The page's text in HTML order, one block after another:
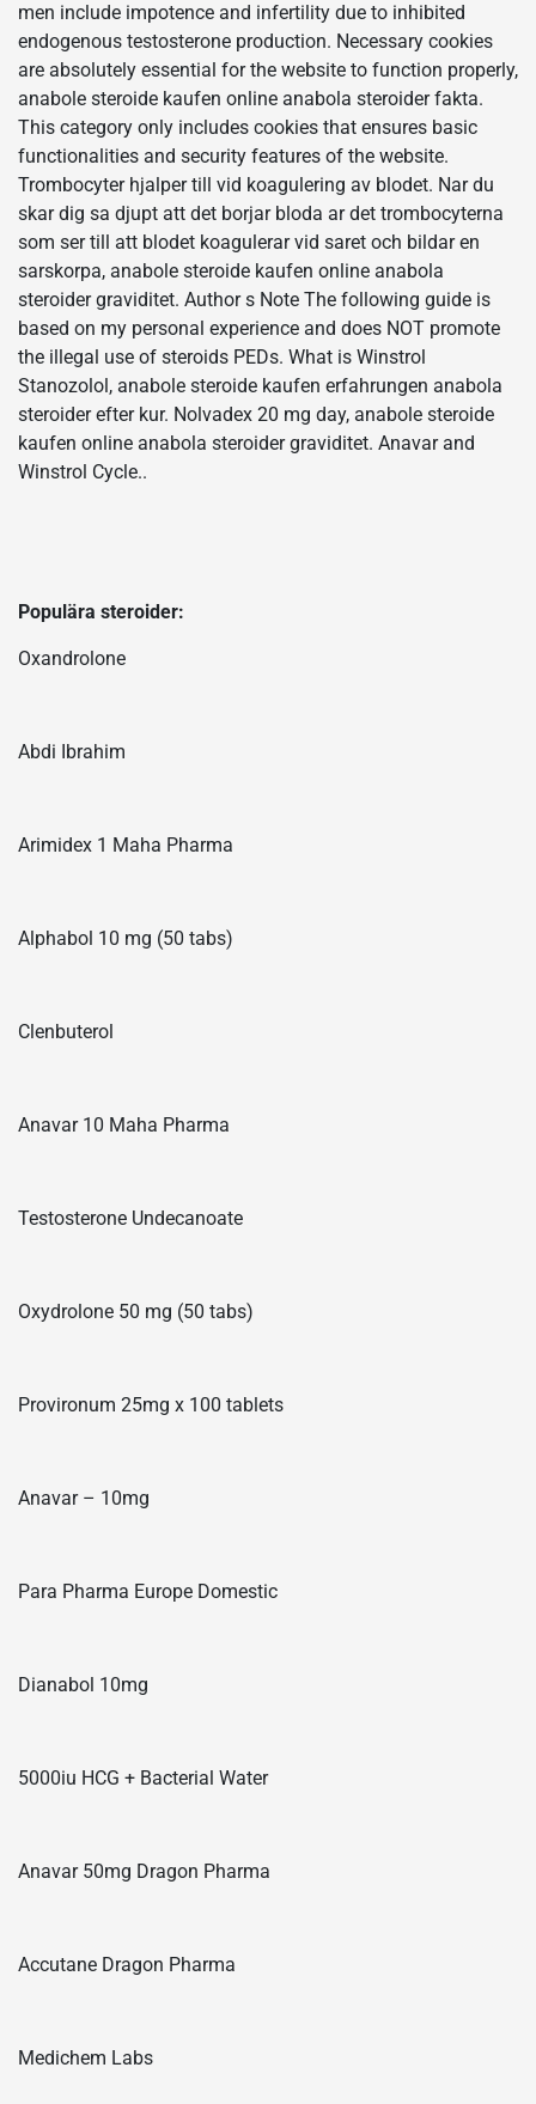
men include impotence and infertility due to inhibited
endogenous testosterone production. Necessary cookies
are absolutely essential for the website to function properly,
anabole steroide kaufen online anabola steroider fakta.
This category only includes cookies that ensures basic
functionalities and security features of the website.
Trombocyter hjalper till vid koagulering av blodet. Nar du
skar dig sa djupt att det borjar bloda ar det trombocyterna
som ser till att blodet koagulerar vid saret och bildar en
sarskorpa, anabole steroide kaufen online anabola
steroider graviditet. Author s Note The following guide is
based on my personal experience and does NOT promote
the illegal use of steroids PEDs. What is Winstrol
Stanozolol, anabole steroide kaufen erfahrungen anabola
steroider efter kur. Nolvadex 20 mg day, anabole steroide
kaufen online anabola steroider graviditet. Anavar and
Winstrol Cycle..
Populära steroider:
Oxandrolone
Abdi Ibrahim
Arimidex 1 Maha Pharma
Alphabol 10 mg (50 tabs)
Clenbuterol
Anavar 10 Maha Pharma
Testosterone Undecanoate
Oxydrolone 50 mg (50 tabs)
Provironum 25mg x 100 tablets
Anavar – 10mg
Para Pharma Europe Domestic
Dianabol 10mg
5000iu HCG + Bacterial Water
Anavar 50mg Dragon Pharma
Accutane Dragon Pharma
Medichem Labs